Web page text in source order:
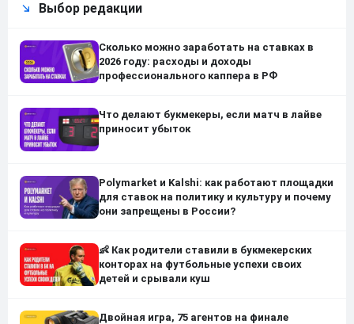
Выбор редакции
Сколько можно заработать на ставках в
2026 году: расходы и доходы
профессионального каппера в РФ
Что делают букмекеры, если матч в лайве
приносит убыток
Polymarket и Kalshi: как работают площадки
для ставок на политику и культуру и почему
они запрещены в России?
👶 Как родители ставили в букмекерских
конторах на футбольные успехи своих
детей и срывали куш
Двойная игра, 75 агентов на финале